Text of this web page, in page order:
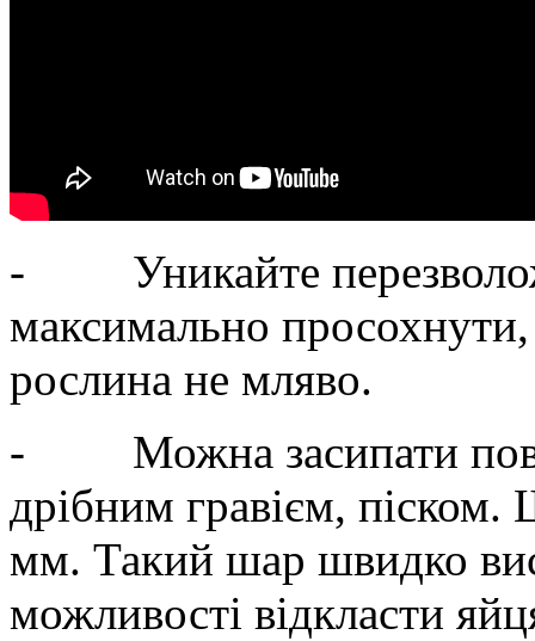
- Уникайте
максимально
рослина не мляво.
- Можна засипати
дрібним гравієм,
мм. Такий шар швидко
можливості відкласти